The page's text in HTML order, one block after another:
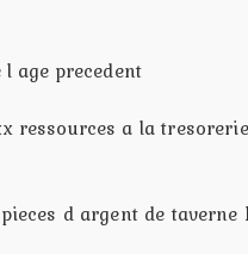
age precedent
ressources a la
d argent de taverne